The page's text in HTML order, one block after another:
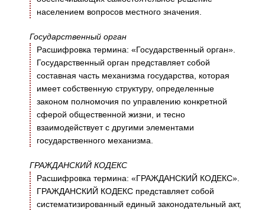
населением вопросов местного значения.
Государственный орган
Расшифровка термина: «Государственный орган».
Государственный орган представляет собой
составная часть механизма государства, которая
имеет собственную структуру, определенные
законом полномочия по управлению конкретной
сферой общественной жизни, и тесно
взаимодействует с другими элементами
государственного механизма.
ГРАЖДАНСКИЙ КОДЕКС
Расшифровка термина: «ГРАЖДАНСКИЙ КОДЕКС».
ГРАЖДАНСКИЙ КОДЕКС представляет собой
систематизированный единый законодательный акт,